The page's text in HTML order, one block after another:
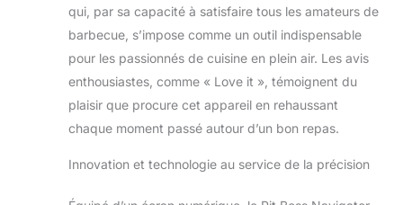
résistant aux
intempéries : seuls
des matériaux de
qualité supérieure
sont utilisés pour
ce gril, qui
convainquent par
répondent aux
élevées. Cela rend
qui, par sa capacité à satisfaire tous les amateurs de
barbecue, s’impose comme un outil indispensable
pour les passionnés de cuisine en plein air. Les avis
enthousiastes, comme « Love it », témoignent du
plaisir que procure cet appareil en rehaussant
chaque moment passé autour d’un bon repas.
Innovation et technologie au service de la précision